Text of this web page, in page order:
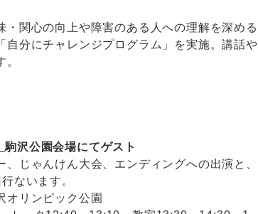
・関心の向上や障害のある人への理解を深める
自分にチャレンジプログラム」を実施。講話や
駒沢公園会場にてゲスト
、じゃんけん大会、エンディングへの出演と、
ないます。
オリンピック公園